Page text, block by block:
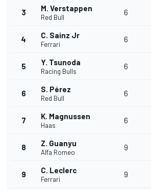
3 M. Verstappen
Red Bull
6
4 C. Sainz Jr
Ferrari
6
5 Y. Tsunoda
Racing Bulls
6
6 S. Pérez
Red Bull
6
7 K. Magnussen
Haas
6
8 Z. Guanyu
Alfa Romeo
9
9 C. Leclerc
Ferrari
9